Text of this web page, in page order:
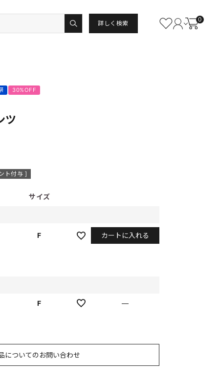
詳しく検索
0
30%OFF
ツ
ト付与 ]
サイズ
F カートに入れる
F —
についてのお問い合わせ